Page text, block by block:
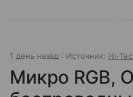
1 день назад Источник: Hi-
Микро RGB,